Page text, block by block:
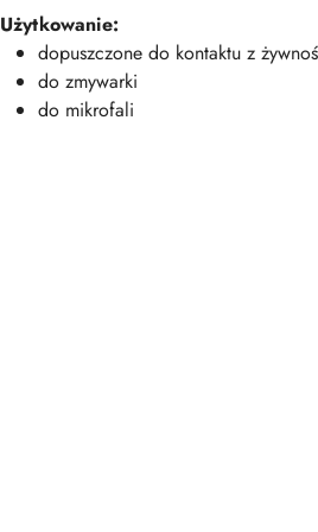
Użytkowanie:
dopuszczone do kontaktu z
do zmywarki
do mikrofali